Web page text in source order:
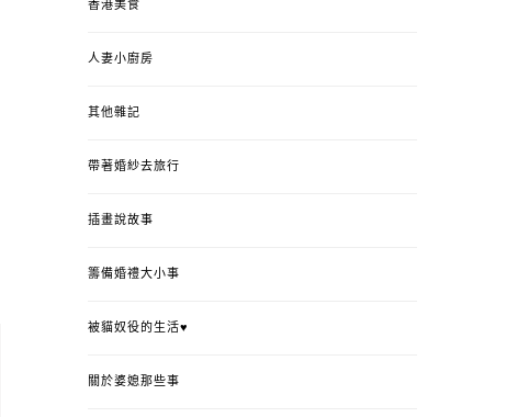
香港美食
人妻小廚房
其他雜記
帶著婚紗去旅行
插畫說故事
籌備婚禮大小事
被貓奴役的生活♥
關於婆媳那些事